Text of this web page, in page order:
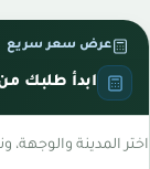
عرض سعر سريع
ابدأ طلبك
اختر المدينة